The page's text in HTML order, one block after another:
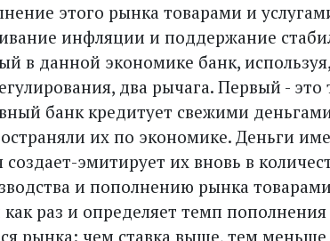
этого рынка товарами и
инфляции и поддержание
в данной экономике банк,
два рычага. Первый - это
банк кредитует свежими
их по экономике. Деньги
создает-эмитирует их вновь в
и пополнению рынка
как раз и определяет темп
рынка: чем ставка выше, тем